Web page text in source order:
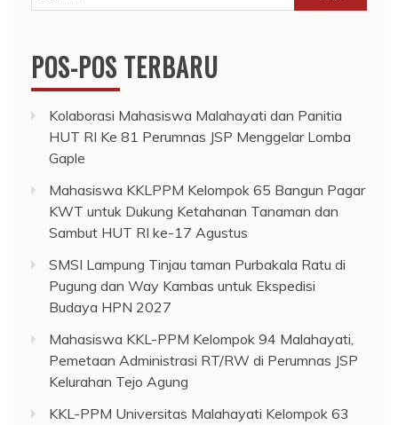
untuk:
POS-POS TERBARU
Kolaborasi Mahasiswa Malahayati dan Panitia
HUT RI Ke 81 Perumnas JSP Menggelar Lomba
Gaple
Mahasiswa KKLPPM Kelompok 65 Bangun Pagar
KWT untuk Dukung Ketahanan Tanaman dan
Sambut HUT RI ke-17 Agustus
SMSI Lampung Tinjau taman Purbakala Ratu di
Pugung dan Way Kambas untuk Ekspedisi
Budaya HPN 2027
Mahasiswa KKL-PPM Kelompok 94 Malahayati,
Pemetaan Administrasi RT/RW di Perumnas JSP
Kelurahan Tejo Agung
KKL-PPM Universitas Malahayati Kelompok 63